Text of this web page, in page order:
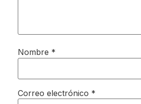
Nombre *
Correo electrónico *